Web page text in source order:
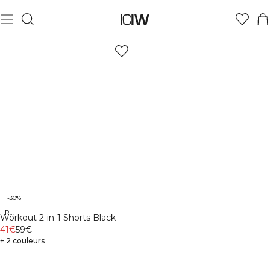
Recycled
-30%
Workout 2-in-1 Shorts Black
41€59€
+ 2 couleurs